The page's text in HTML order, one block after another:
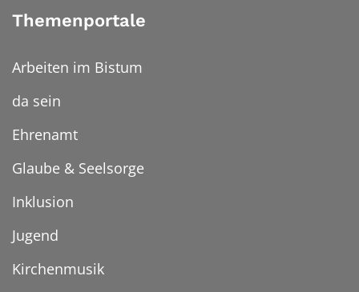
Themenportale
Arbeiten im Bistum
da sein
Ehrenamt
Glaube & Seelsorge
Inklusion
Jugend
Kirchenmusik